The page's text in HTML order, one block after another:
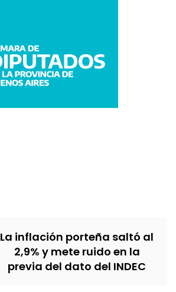
La inflación porteña saltó al
2,9% y mete ruido en la
previa del dato del INDEC